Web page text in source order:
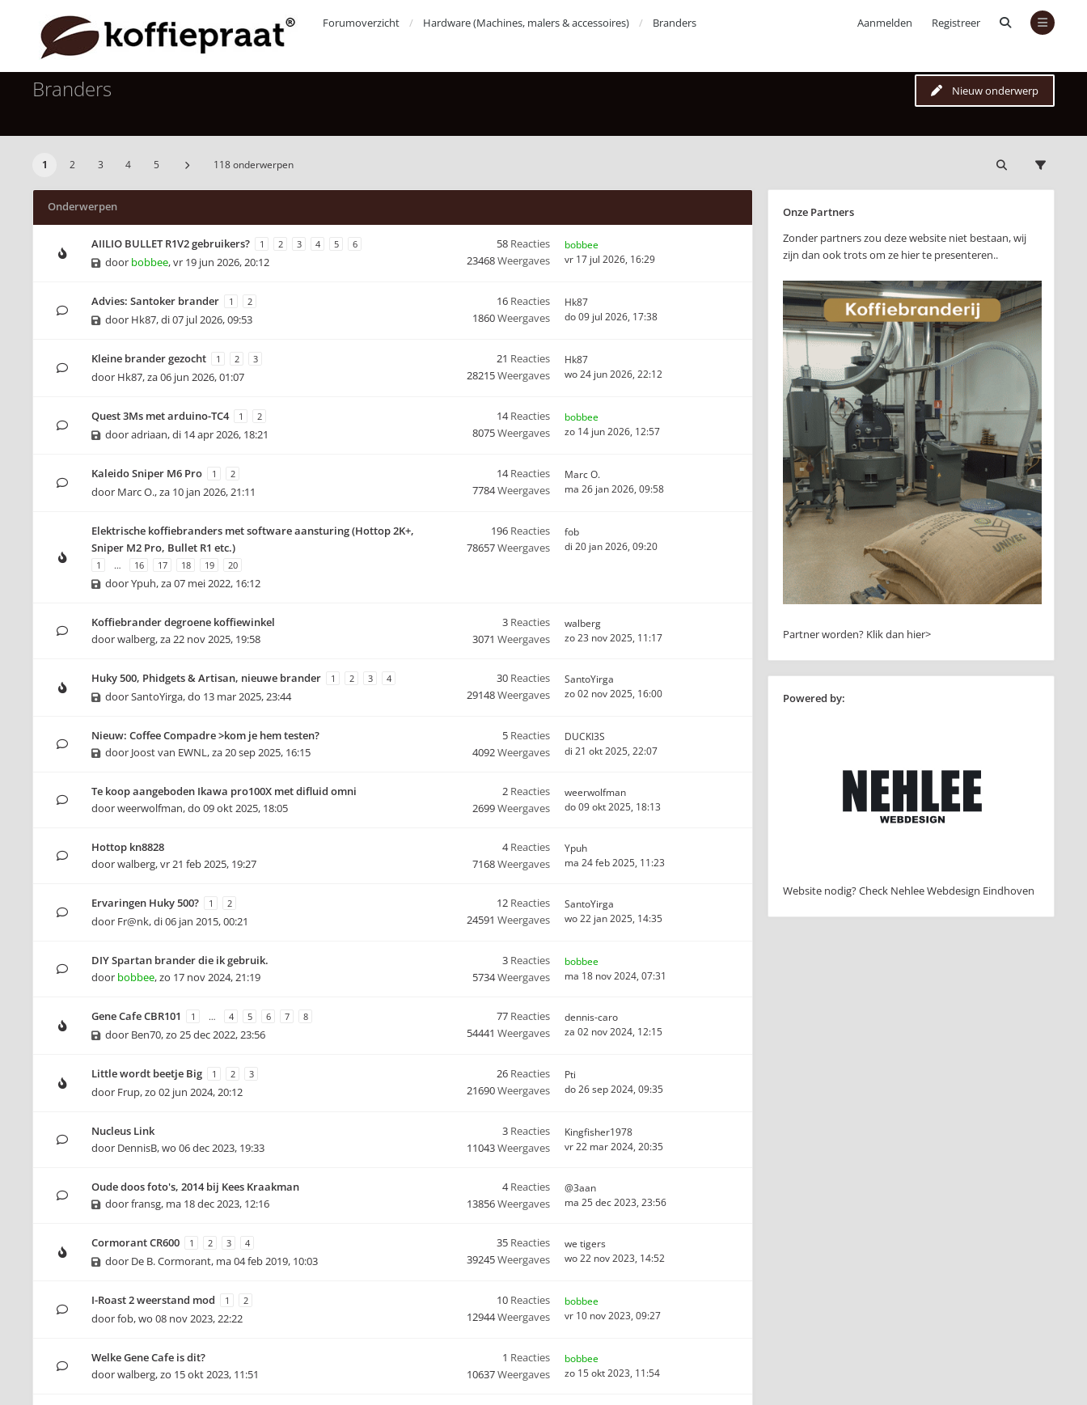
Aanmelden Registreer
Forumoverzicht Hardware (Machines, malers & accessoires) Branders
Branders Nieuw onderwerp
1 2 3 4 5 118 onderwerpen
Onderwerpen
AIILIO BULLET R1V2 gebruikers? 1 2 3 4 5 6
door bobbee,vr 19 jun 2026, 20:12
58 Reacties
23468Weergaves
bobbee
vr 17 jul 2026, 16:29
Advies: Santoker brander 1 2
door Hk87,di 07 jul 2026, 09:53
16 Reacties
1860Weergaves
Hk87
do 09 jul 2026, 17:38
Kleine brander gezocht 1 2 3
door Hk87,za 06 jun 2026, 01:07
21 Reacties
28215Weergaves
Hk87
wo 24 jun 2026, 22:12
Quest 3Ms met arduino-TC4 1 2
dooradriaan,di 14 apr 2026, 18:21
14Reacties
8075Weergaves
bobbee
zo 14 jun 2026, 12:57
Kaleido Sniper M6 Pro 1 2
door Marc O.,za 10 jan 2026, 21:11
14Reacties
7784Weergaves
Marc O.
ma 26 jan 2026, 09:58
Elektrische koffiebranders met software aansturing (Hottop 2K+,
Sniper M2 Pro, Bullet R1 etc.)
1 … 16 17 18 19 20
doorYpuh,za 07 mei 2022, 16:12
196 Reacties
78657Weergaves
fob
di 20 jan 2026, 09:20
Koffiebrander degroene koffiewinkel
doorwalberg,za 22 nov 2025, 19:58
3 Reacties
3071 Weergaves
walberg
zo 23 nov 2025, 11:17
Huky 500, Phidgets & Artisan, nieuwe brander 1 2 3 4
doorSantoYirga,do 13 mar 2025, 23:44
30 Reacties
29148Weergaves
SantoYirga
zo 02 nov 2025, 16:00
Nieuw: Coffee Compadre >kom je hem testen?
door Joost van EWNL,za 20 sep 2025, 16:15
5 Reacties
4092Weergaves
DUCKI3S
di 21 okt 2025, 22:07
Te koop aangeboden Ikawa pro100X met difluid omni
doorweerwolfman,do 09 okt 2025, 18:05
2 Reacties
2699Weergaves
weerwolfman
do 09 okt 2025, 18:13
Hottop kn8828
doorwalberg,vr 21 feb 2025, 19:27
4Reacties
7168Weergaves
Ypuh
ma 24 feb 2025, 11:23
Ervaringen Huky 500? 1 2
door Fr@nk,di 06 jan 2015, 00:21
12 Reacties
24591 Weergaves
SantoYirga
wo 22 jan 2025, 14:35
DIY Spartan brander die ik gebruik.
door bobbee,zo 17 nov 2024, 21:19
3 Reacties
5734Weergaves
bobbee
ma 18 nov 2024, 07:31
Gene Cafe CBR101 1 … 4 5 6 7 8
door Ben70,zo 25 dec 2022, 23:56
77 Reacties
54441 Weergaves
dennis-caro
za 02 nov 2024, 12:15
Little wordt beetje Big 1 2 3
door Frup,zo 02 jun 2024, 20:12
26 Reacties
21690Weergaves
Pti
do 26 sep 2024, 09:35
Nucleus Link
door DennisB,wo 06 dec 2023, 19:33
3 Reacties
11043Weergaves
Kingfisher1978
vr 22 mar 2024, 20:35
Oude doos foto's, 2014 bij Kees Kraakman
doorfransg, ma 18 dec 2023, 12:16
4Reacties
13856Weergaves
@3aan
ma 25 dec 2023, 23:56
Cormorant CR600 1 2 3 4
door De B. Cormorant, ma 04 feb 2019, 10:03
35 Reacties
39245Weergaves
we tigers
wo 22 nov 2023, 14:52
I-Roast 2 weerstand mod 1 2
doorfob,wo 08 nov 2023, 22:22
10 Reacties
12944Weergaves
bobbee
vr 10 nov 2023, 09:27
Welke Gene Cafe is dit?
doorwalberg,zo 15 okt 2023, 11:51
1 Reacties
10637Weergaves
bobbee
zo 15 okt 2023, 11:54
Onze Partners
Zonder partners zou deze website niet bestaan, wij
zijn dan ook trots om ze hier te presenteren..
Partner worden? Klik dan hier>
Powered by:
Website nodig? Check Nehlee Webdesign Eindhoven